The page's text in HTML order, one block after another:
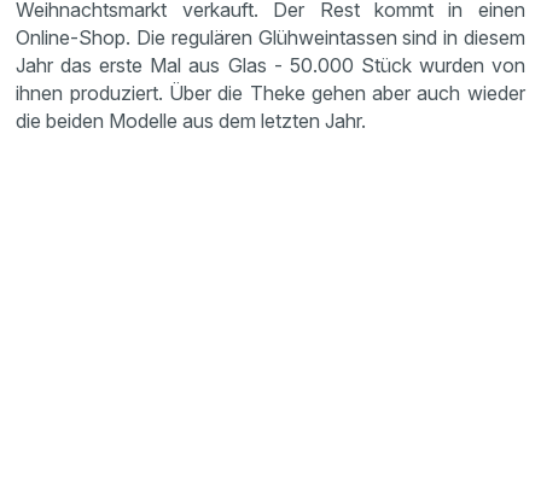
Weihnachtsmarkt verkauft. Der Rest kommt in einen
Online-Shop. Die regulären Glühweintassen sind in diesem
Jahr das erste Mal aus Glas - 50.000 Stück wurden von
ihnen produziert. Über die Theke gehen aber auch wieder
die beiden Modelle aus dem letzten Jahr.